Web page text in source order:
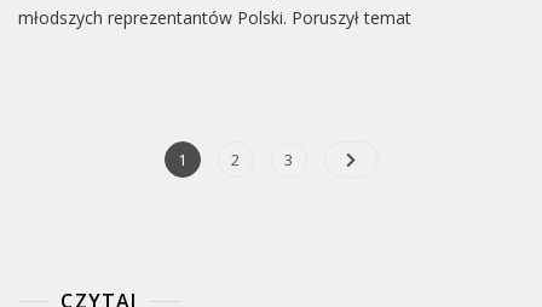
młodszych reprezentantów Polski. Poruszył temat
Nawigacja
Page
1 Page
2 Page
3
CZYTAJ